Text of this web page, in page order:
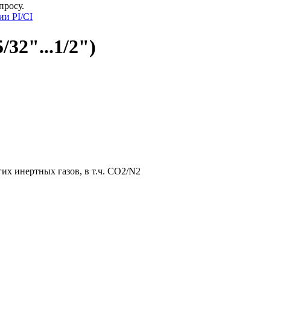
PI/CI
32"...1/2")
инертных газов, в т.ч. CO2/N2